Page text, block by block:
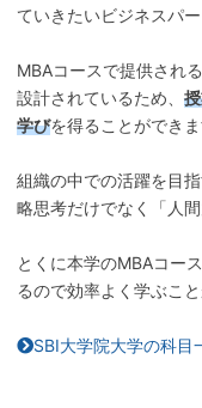
ていきたいビジネスパー
MBAコースで提供され
設計されているため、
学びを得ることができま
組織の中での活躍を目
略思考だけでなく「人
とくに本学のMBAコー
るので効率よく学ぶこと
SBI大学院大学の科目